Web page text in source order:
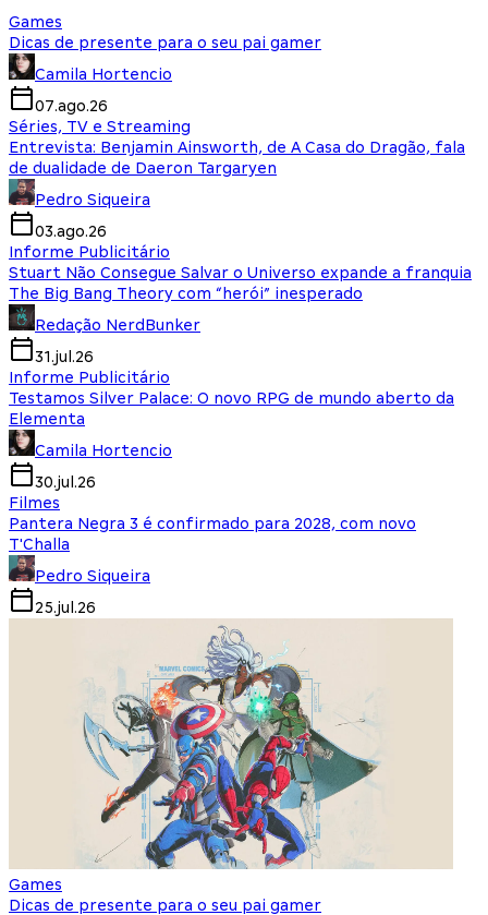
Games
Dicas de presente para o seu pai gamer
Camila Hortencio
07.ago.26
Séries, TV e Streaming
Entrevista: Benjamin Ainsworth, de A Casa do Dragão, fala
de dualidade de Daeron Targaryen
Pedro Siqueira
03.ago.26
Informe Publicitário
Stuart Não Consegue Salvar o Universo expande a franquia
The Big Bang Theory com “herói” inesperado
Redação NerdBunker
31.jul.26
Informe Publicitário
Testamos Silver Palace: O novo RPG de mundo aberto da
Elementa
Camila Hortencio
30.jul.26
Filmes
Pantera Negra 3 é confirmado para 2028, com novo
T'Challa
Pedro Siqueira
25.jul.26
Games
Dicas de presente para o seu pai gamer